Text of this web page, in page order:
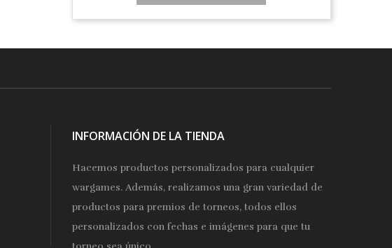
INFORMACIÓN DE LA TIENDA
Hacemos productos personalizados para cualquier
wargames. Además, realizamos una gran variedad de
productos para premios de torneos, todos ellos
personalizados con fechas e imágenes para que tu